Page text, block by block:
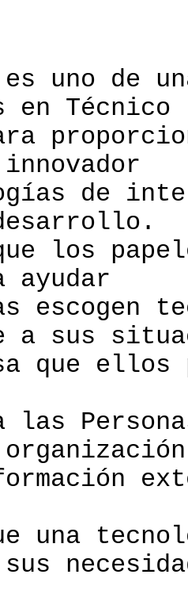
uno de
en Técnico
de
los
ayudar
escogen
a sus
que ellos
las
una